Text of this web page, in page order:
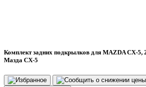
Комплект задних подкрылков для MAZDA CX-5,
Мазда СХ-5